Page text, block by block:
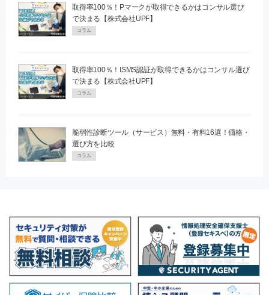
取得率100％！Pマークが取得できるかはコンサル選び
で決まる【株式会社UPF】
コラム
取得率100％！ISMS認証が取得できるかはコンサル選び
で決まる【株式会社UPF】
コラム
脆弱性診断ツール（サービス）無料・有料16選！価格・
選び方を比較
コラム